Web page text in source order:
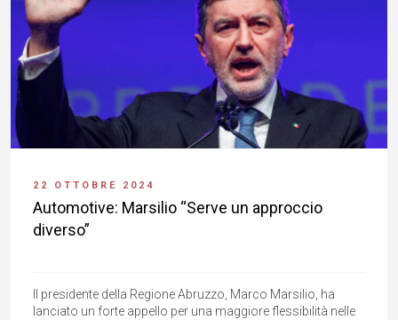
22 OTTOBRE 2024
Automotive: Marsilio “Serve un approccio
diverso”
Il presidente della Regione Abruzzo, Marco Marsilio, ha
lanciato un forte appello per una maggiore flessibilità nelle